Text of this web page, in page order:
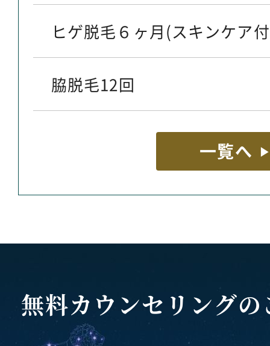
ヒゲ脱毛６ヶ月(スキンケア
脇脱毛12回
一覧へ
無料カウンセリング